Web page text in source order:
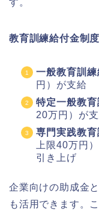
す。
教育訓練給付金制
一般教育訓練
円）が支給
特定一般教
20万円）が
専門実践教
上限40万円
引き上げ
企業向けの助成金と
も活用できます。